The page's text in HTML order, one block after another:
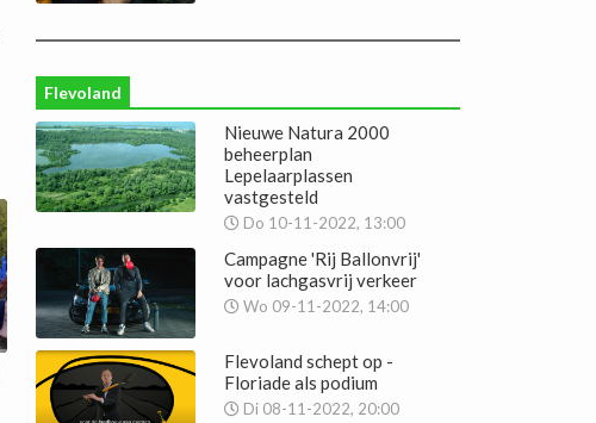
Flevoland
Nieuwe Natura 2000
beheerplan
Lepelaarplassen
vastgesteld
Do 10-11-2022, 13:00
Campagne 'Rij Ballonvrij'
voor lachgasvrij verkeer
Wo 09-11-2022, 14:00
Flevoland schept op -
Floriade als podium
Di 08-11-2022, 20:00